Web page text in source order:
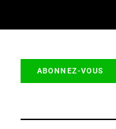
ABONNEZ-VOUS